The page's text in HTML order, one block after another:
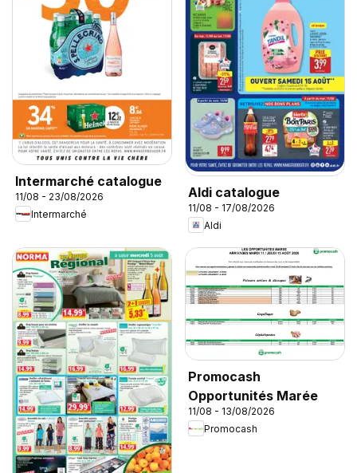
Intermarché catalogue
11/08 - 23/08/2026
Intermarché
Aldi catalogue
11/08 - 17/08/2026
Aldi
Promocash
Opportunités Marée
11/08 - 13/08/2026
Promocash